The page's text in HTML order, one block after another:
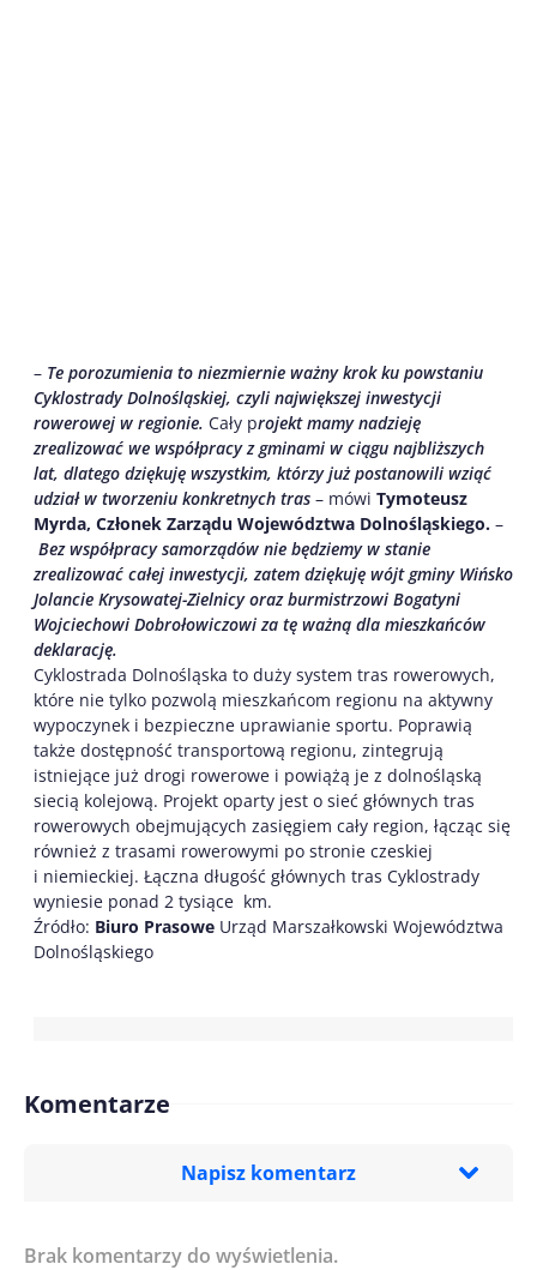
– Te porozumienia to niezmiernie ważny krok ku powstaniu
Cyklostrady Dolnośląskiej, czyli największej inwestycji
rowerowej w regionie. Cały projekt mamy nadzieję
zrealizować we współpracy z gminami w ciągu najbliższych
lat, dlatego dziękuję wszystkim, którzy już postanowili wziąć
udział w tworzeniu konkretnych tras – mówi Tymoteusz
Myrda, Członek Zarządu Województwa Dolnośląskiego. –
Bez współpracy samorządów nie będziemy w stanie
zrealizować całej inwestycji, zatem dziękuję wójt gminy Wińsko
Jolancie Krysowatej-Zielnicy oraz burmistrzowi Bogatyni
Wojciechowi Dobrołowiczowi za tę ważną dla mieszkańców
deklarację.
Cyklostrada Dolnośląska to duży system tras rowerowych,
które nie tylko pozwolą mieszkańcom regionu na aktywny
wypoczynek i bezpieczne uprawianie sportu. Poprawią
także dostępność transportową regionu, zintegrują
istniejące już drogi rowerowe i powiążą je z dolnośląską
siecią kolejową. Projekt oparty jest o sieć głównych tras
rowerowych obejmujących zasięgiem cały region, łącząc się
również z trasami rowerowymi po stronie czeskiej
i niemieckiej. Łączna długość głównych tras Cyklostrady
wyniesie ponad 2 tysiące km.
Źródło: Biuro Prasowe Urząd Marszałkowski Województwa
Dolnośląskiego
Komentarze
Napisz komentarz
Imię/ Nick*
Brak komentarzy do wyświetlenia.